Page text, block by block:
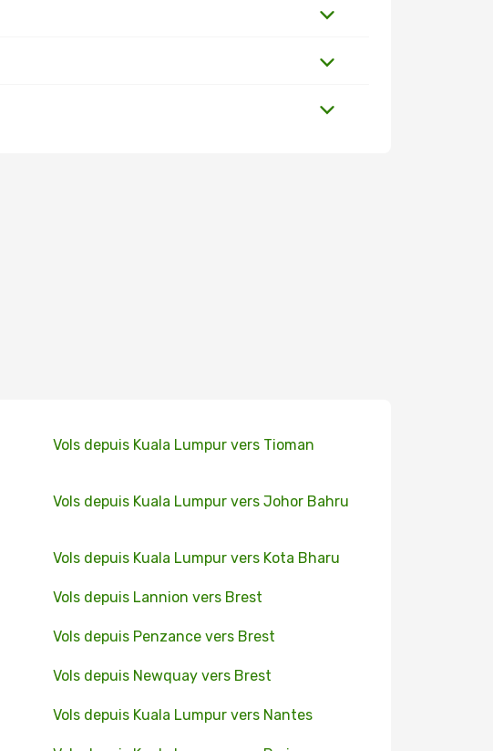
Vols depuis Kuala Lumpur vers Tioman
Vols depuis Kuala Lumpur vers Johor Bahru
Vols depuis Kuala Lumpur vers Kota Bharu
Vols depuis Lannion vers Brest
Vols depuis Penzance vers Brest
Vols depuis Newquay vers Brest
Vols depuis Kuala Lumpur vers Nantes